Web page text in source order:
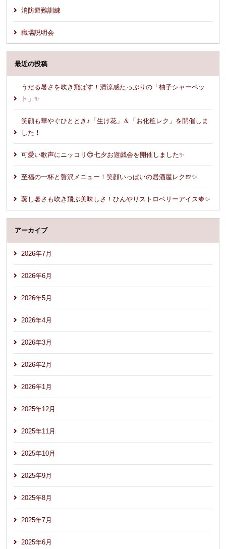
消防避難訓練
職場説明会
最近の投稿
うだる暑さを吹き飛ばす！清涼感たっぷりの「柚子シャーベッ
ト」✨
笑顔も華やぐひととき♪「生け花」＆「お化粧レク」を開催しま
した！
可愛い歌声にニッコリ😊七夕お遊戯会を開催しました✨
至福の一杯と贅沢メニュー！笑顔いっぱいの居酒屋レク🍺✨
蒸し暑さも吹き飛ぶ美味しさ！ひんやりストロベリーアイス🍓✨
アーカイブ
2026年7月
2026年6月
2026年5月
2026年4月
2026年3月
2026年2月
2026年1月
2025年12月
2025年11月
2025年10月
2025年9月
2025年8月
2025年7月
2025年6月